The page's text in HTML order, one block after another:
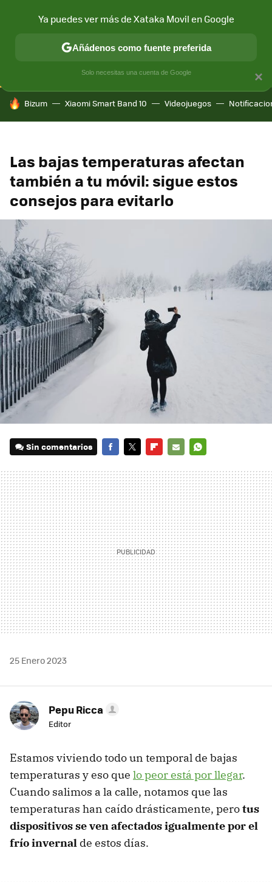
CONECTIVIDAD MÓVIL Y SOCIEDAD APLICACIONES
HOY SE HABLA DE
Bizum Xiaomi Smart Band 10 Videojuegos
Las bajas temperaturas afectan
también a tu móvil: sigue estos
consejos para evitarlo
Sin comentarios
MAIL
25 Enero 2023
Pepu Ricca
Editor
Estamos viviendo todo un temporal de bajas
temperaturas y eso que lo peor está por llegar.
Cuando salimos a la calle, notamos que las
temperaturas han caído drásticamente, perotus
dispositivos se ven afectados igualmente por el
frío invernal de estos días.
×
Ya puedes ver más de Xataka Movil en Google
Añádenos como fuente preferida
Solo necesitas una cuenta de Google